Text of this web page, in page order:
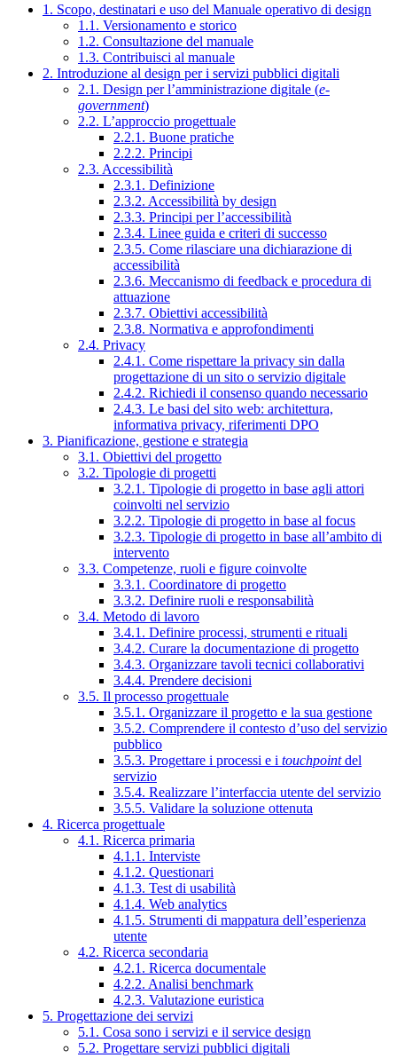
1. Scopo, destinatari e uso del Manuale operativo di design
1.1. Versionamento e storico
1.2. Consultazione del manuale
1.3. Contribuisci al manuale
2. Introduzione al design per i servizi pubblici digitali
2.1. Design per l’amministrazione digitale (e-
government)
2.2. L’approccio progettuale
2.2.1. Buone pratiche
2.2.2. Principi
2.3. Accessibilità
2.3.1. Definizione
2.3.2. Accessibilità by design
2.3.3. Principi per l’accessibilità
2.3.4. Linee guida e criteri di successo
2.3.5. Come rilasciare una dichiarazione di
accessibilità
2.3.6. Meccanismo di feedback e procedura di
attuazione
2.3.7. Obiettivi accessibilità
2.3.8. Normativa e approfondimenti
2.4. Privacy
2.4.1. Come rispettare la privacy sin dalla
progettazione di un sito o servizio digitale
2.4.2. Richiedi il consenso quando necessario
2.4.3. Le basi del sito web: architettura,
informativa privacy, riferimenti DPO
3. Pianificazione, gestione e strategia
3.1. Obiettivi del progetto
3.2. Tipologie di progetti
3.2.1. Tipologie di progetto in base agli attori
coinvolti nel servizio
3.2.2. Tipologie di progetto in base al focus
3.2.3. Tipologie di progetto in base all’ambito di
intervento
3.3. Competenze, ruoli e figure coinvolte
3.3.1. Coordinatore di progetto
3.3.2. Definire ruoli e responsabilità
3.4. Metodo di lavoro
3.4.1. Definire processi, strumenti e rituali
3.4.2. Curare la documentazione di progetto
3.4.3. Organizzare tavoli tecnici collaborativi
3.4.4. Prendere decisioni
3.5. Il processo progettuale
3.5.1. Organizzare il progetto e la sua gestione
3.5.2. Comprendere il contesto d’uso del servizio
pubblico
3.5.3. Progettare i processi e i touchpointdel
servizio
3.5.4. Realizzare l’interfaccia utente del servizio
3.5.5. Validare la soluzione ottenuta
4. Ricerca progettuale
4.1. Ricerca primaria
4.1.1. Interviste
4.1.2. Questionari
4.1.3. Test di usabilità
4.1.4. Web analytics
4.1.5. Strumenti di mappatura dell’esperienza
utente
4.2. Ricerca secondaria
4.2.1. Ricerca documentale
4.2.2. Analisi benchmark
4.2.3. Valutazione euristica
5. Progettazione dei servizi
5.1. Cosa sono i servizi e il service design
5.2. Progettare servizi pubblici digitali